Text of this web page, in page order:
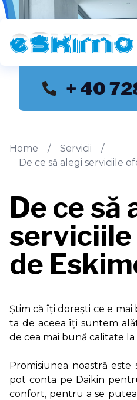
Home / Servicii
/
De ce să alegi serviciile
Eskimo distribuie si
+ 40
De ce să
de
Știm că îți dorești ce e
ta de aceea îți suntem
de cea mai bună calitate
Promisiunea noastră
pot conta pe Daikin
confort, pentru a se